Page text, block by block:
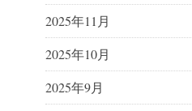
2025年11月
2025年10月
2025年9月